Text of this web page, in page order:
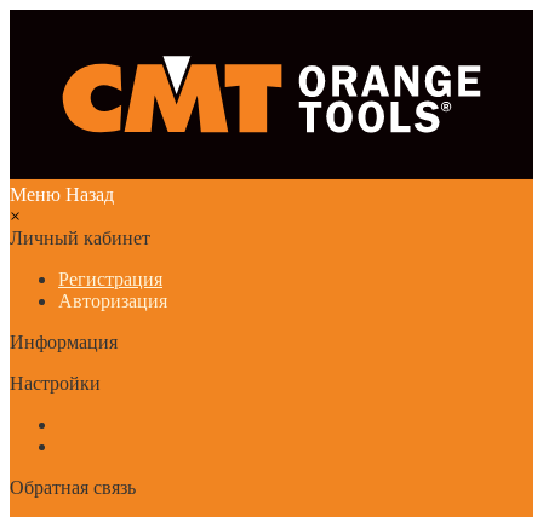
Меню Назад
×
Личный кабинет
Регистрация
Авторизация
Информация
Настройки
Обратная связь